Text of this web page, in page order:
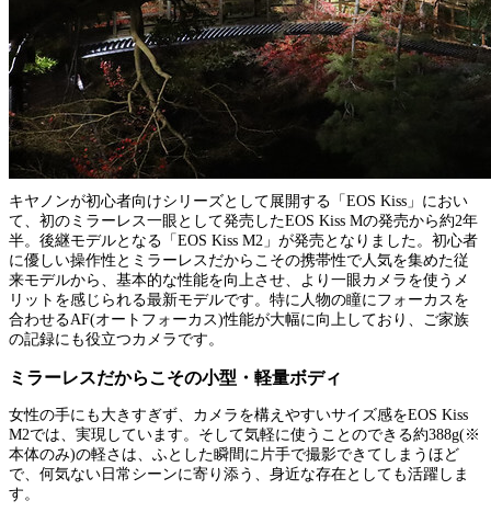
キヤノンが初心者向けシリーズとして展開する「EOS Kiss」におい
て、初のミラーレス一眼として発売したEOS Kiss Mの発売から約2年
半。後継モデルとなる「EOS Kiss M2」が発売となりました。初心者
に優しい操作性とミラーレスだからこその携帯性で人気を集めた従
来モデルから、基本的な性能を向上させ、より一眼カメラを使うメ
リットを感じられる最新モデルです。特に人物の瞳にフォーカスを
合わせるAF(オートフォーカス)性能が大幅に向上しており、ご家族
の記録にも役立つカメラです。
ミラーレスだからこその小型・軽量ボディ
女性の手にも大きすぎず、カメラを構えやすいサイズ感をEOS Kiss
M2では、実現しています。そして気軽に使うことのできる約388g(※
本体のみ)の軽さは、ふとした瞬間に片手で撮影できてしまうほど
で、何気ない日常シーンに寄り添う、身近な存在としても活躍しま
す。